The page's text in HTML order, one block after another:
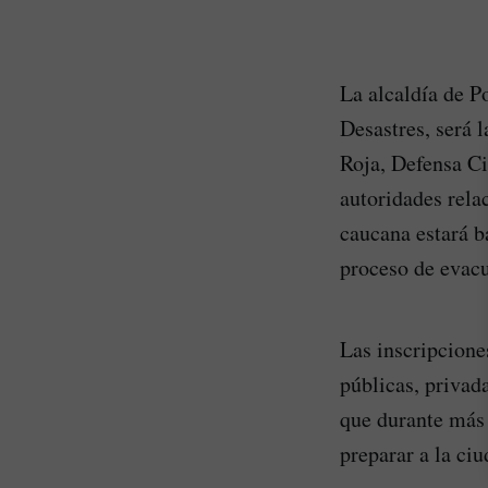
La alcaldía de
Desastres, será
Roja, Defensa
autoridades
caucana estará
proceso de
Las
públicas,
que durante
preparar a la